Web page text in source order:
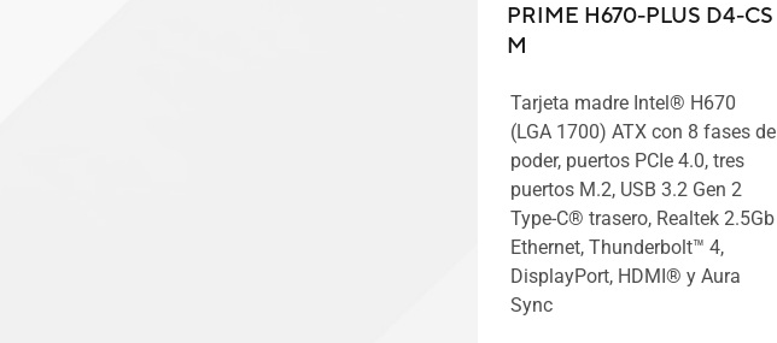
PRIME H670-PLUS D4-CS
M
Tarjeta madre Intel® H670
(LGA 1700) ATX con 8 fases de
poder, puertos PCIe 4.0, tres
puertos M.2, USB 3.2 Gen 2
Type-C® trasero, Realtek 2.5Gb
Ethernet, Thunderbolt™ 4,
DisplayPort, HDMI® y Aura
Sync